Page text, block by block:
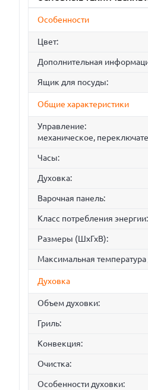
Особенности
Цвет:
Дополнительная
Ящик для посуды:
Общие характеристики
Управление:
механическое,
Часы:
Духовка:
Варочная панель:
Класс потребления энергии:
Размеры (ШхГхВ):
Максимальная температура
Духовка
Объем духовки:
Гриль:
Конвекция:
Очистка:
Особенности духовки: